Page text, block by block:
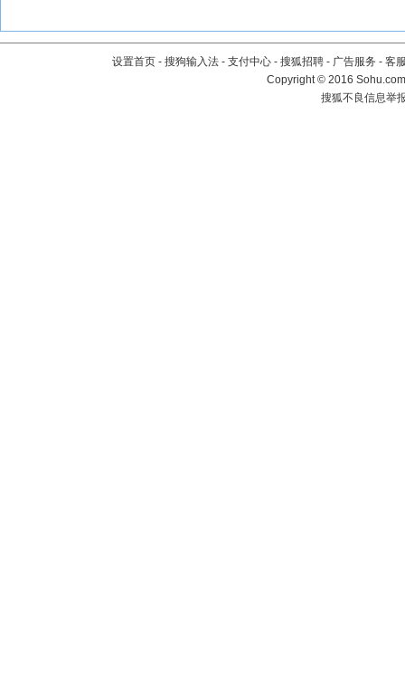
设置首页 - 搜狗输入法 - 支付中心 - 搜狐招聘 - 广告服务 - 客
Copyright©2016
搜狐不良信息举